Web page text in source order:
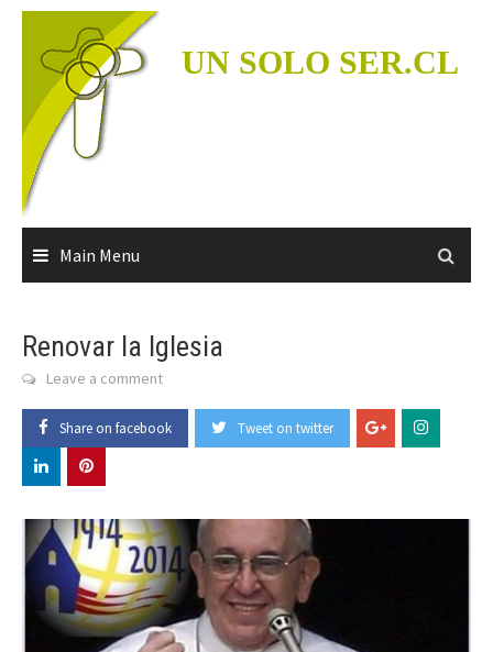
Skip
content
UN SOLO SER.CL
Main Menu
Renovar la Iglesia
Leave a comment
Share on facebook Tweet on twitter